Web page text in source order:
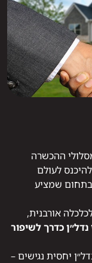
ההכשרה
לעולם
בתחום שמציע
הישראלי לכלכלה אורבנית,
נדל״ן כדרך לשיפור
יחסית נגישים –